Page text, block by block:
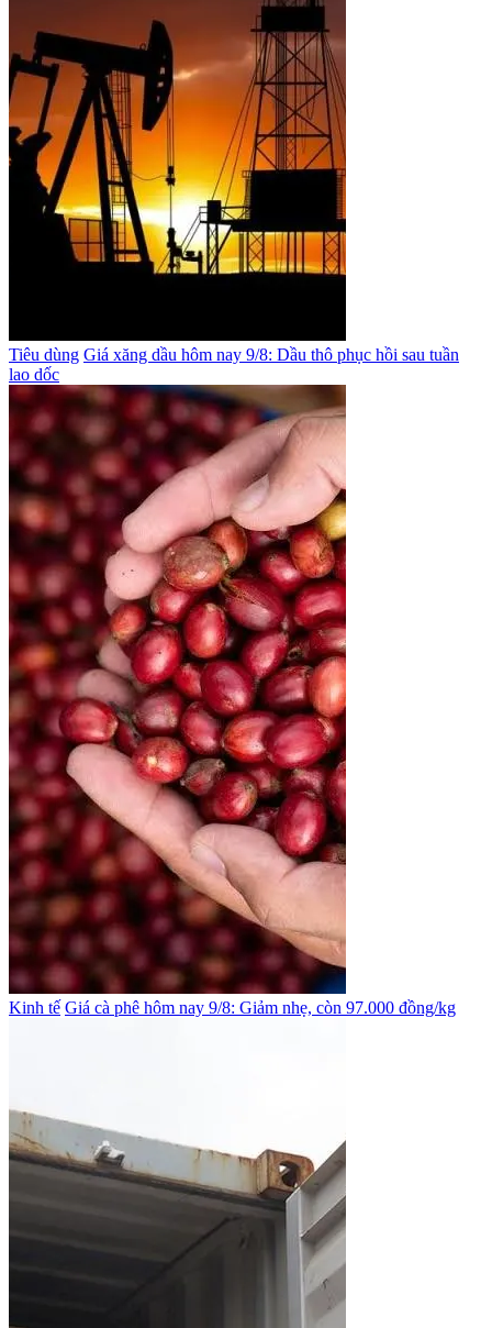
Tiêu dùng Giá xăng dầu hôm nay 9/8: Dầu thô phục hồi sau tuần
lao dốc
Kinh tế Giá cà phê hôm nay 9/8: Giảm nhẹ, còn 97.000 đồng/kg